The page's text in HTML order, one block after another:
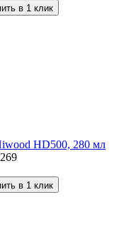
в 1 клик
HD500, 280 мл
в 1 клик